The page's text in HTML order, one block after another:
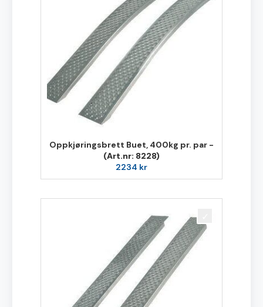
Oppkjøringsbrett Buet, 400kg pr. par -
(Art.nr: 8228)
2234 kr